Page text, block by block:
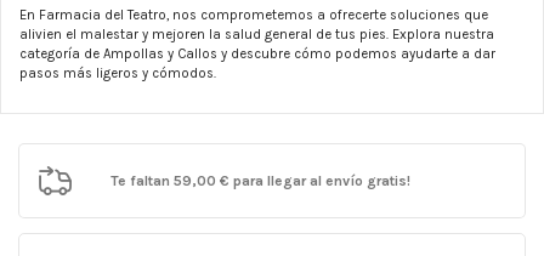
En Farmacia del Teatro, nos comprometemos a ofrecerte soluciones que
alivien el malestar y mejoren la salud general de tus pies. Explora nuestra
categoría de Ampollas y Callos y descubre cómo podemos ayudarte a dar
pasos más ligeros y cómodos.
Te faltan 59,00 € para llegar al envío gratis!